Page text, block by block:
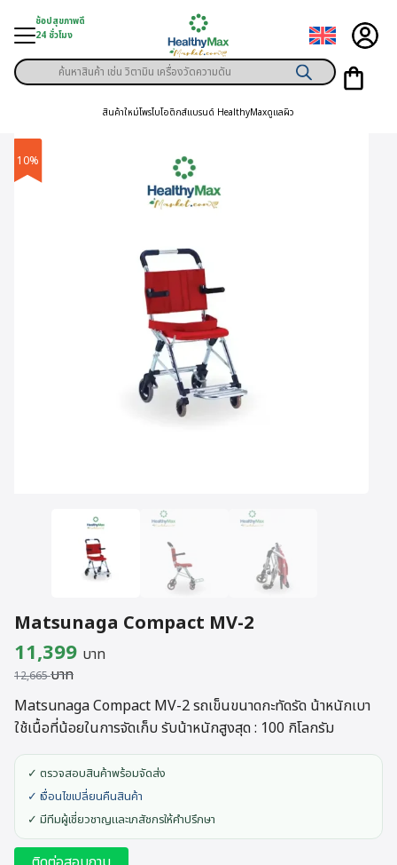
content
ช้อปสุขภาพดี
24 ชั่วโมง
มู่สินค้า
าพเฉพาะคุณ
Products
search
สินค้าใหม่โพรไบโอติกส์แบรนด์ HealthyMaxดูแลผิว
10%
Matsunaga Compact MV-2
12,665บาท
Original
price
was:
12,665 บาท.
11,399 บาท
is:
11,399 บาท.
Matsunaga Compact MV-2 รถเข็นขนาดกะทัดรัด น้าหนักเบา
ใช้เนื้อที่น้อยในการจัดเก็บ รับน้าหนักสูงสุด : 100 กิโลกรัม
✓ ตรวจสอบสินค้าพร้อมจัดส่ง
✓ เงื่อนไขเปลี่ยนคืนสินค้า
✓ มีทีมผู้เชี่ยวชาญและเภสัชกรให้คำปรึกษา